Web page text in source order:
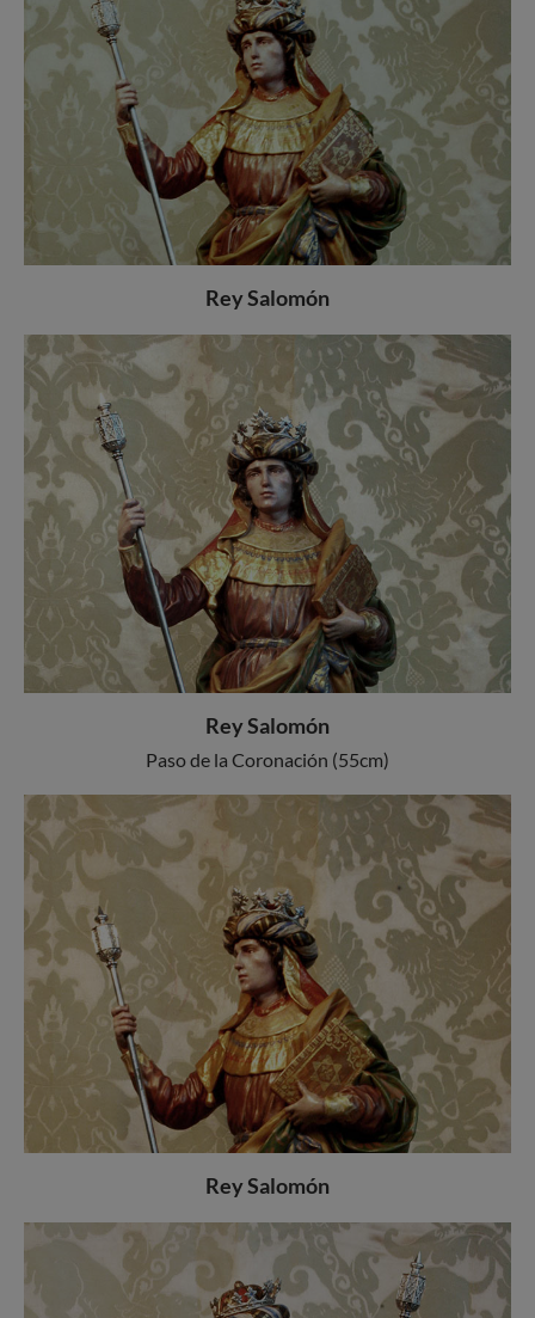
Rey Salomón
Rey Salomón
Paso de la Coronación (55cm)
Rey Salomón